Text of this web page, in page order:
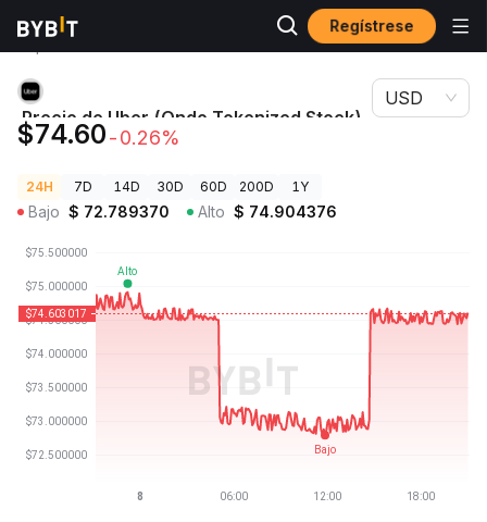
Regístrese
Precios de
Precio de Uber (Ondo Tokenized Stock)
Precio de Uber (Ondo Tokenized Stock)
UBERON
$74.60-0.26%
USD
24H 7D 14D 30D 60D 200D 1Y
Bajo $ 72.789370 Alto $ 74.904376